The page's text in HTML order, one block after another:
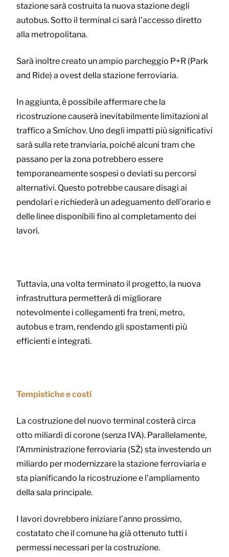
stazione sarà costruita la nuova stazione degli
autobus. Sotto il terminal ci sarà l’accesso diretto
alla metropolitana.
Sarà inoltre creato un ampio parcheggio P+R (Park
and Ride) a ovest della stazione ferroviaria.
In aggiunta, è possibile affermare che la
ricostruzione causerà inevitabilmente limitazioni al
traffico a Smíchov. Uno degli impatti più significativi
sarà sulla rete tranviaria, poiché alcuni tram che
passano per la zona potrebbero essere
temporaneamente sospesi o deviati su percorsi
alternativi. Questo potrebbe causare disagi ai
pendolari e richiederà un adeguamento dell’orario e
delle linee disponibili fino al completamento dei
lavori.
Tuttavia, una volta terminato il progetto, la nuova
infrastruttura permetterà di migliorare
notevolmente i collegamenti fra treni, metro,
autobus e tram, rendendo gli spostamenti più
efficienti e integrati.
Tempistiche e costi
La costruzione del nuovo terminal costerà circa
otto miliardi di corone (senza IVA). Parallelamente,
l’Amministrazione ferroviaria (SŽ) sta investendo un
miliardo per modernizzare la stazione ferroviaria e
sta pianificando la ricostruzione e l’ampliamento
della sala principale.
I lavori dovrebbero iniziare l’anno prossimo,
costatato che il comune ha già ottenuto tutti i
permessi necessari per la costruzione.